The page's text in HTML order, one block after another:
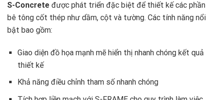
S-Concrete được phát triển đặc biệt để thiết kế các phần
bê tông cốt thép như dầm, cột và tường. Các tính năng nổi
bật bao gồm:
Giao diện đồ họa mạnh mẽ hiển thị nhanh chóng kết quả
thiết kế
Khả năng điều chỉnh tham số nhanh chóng